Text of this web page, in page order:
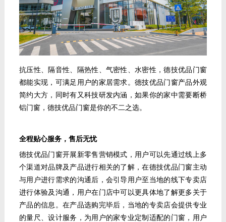
抗压性、隔音性、隔热性、气密性、水密性，德技优品门窗
都能实现，可满足用户的家居需求。德技优品门窗产品外观
简约大方，同时有又科技研发内涵，如果你的家中需要断桥
铝门窗，德技优品门窗是你的不二之选。
全程贴心服务，售后无忧
德技优品门窗开展新零售营销模式，用户可以先通过线上多
个渠道对品牌及产品进行相关的了解，在德技优品门窗主动
与用户进行需求的沟通后，会引导用户至当地的线下专卖店
进行体验及沟通，用户在门店中可以更具体地了解更多关于
产品的信息。在产品选购完毕后，当地的专卖店会提供专业
的量尺、设计服务，为用户的家专业定制适配的门窗，用户